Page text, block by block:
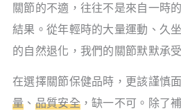
關節的不適，往往不是來自一時
結果。從年輕時的大量運動、久
的自然退化，我們的關節默默承
在選擇關節保健品時，更該謹慎
量 、 品質安全，缺一不可。除了